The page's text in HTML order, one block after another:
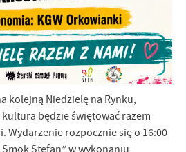
kolejną Niedzielę na Rynku,
będzie świętować razem
Wydarzenie rozpocznie się o 16:00
Stefan” w wykonaniu